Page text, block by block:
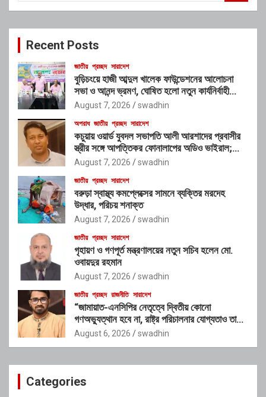
c
Recent Posts
জাতীয় প্রচ্ছদ সারাদেশ
বুড়িচংয়ে হাজী আব্দুল খালেক ফাউন্ডেশনের আলোচনা
সভা ও আনন্দ ভ্রমণ, ঘোষিত হলো নতুন কার্যনির্বাহী
কমিটি
August 7, 2026 swadhin
অপরাধ জাতীয় প্রচ্ছদ সারাদেশ
কচুয়ায় ওয়ার্ড যুবদল সভাপতি আলী আরশাদের প্রবাসীর
স্ত্রীর সঙ্গে আপত্তিকর ফোনালাপের অডিও ভাইরাল;
শাস্তির দাবি এলাকাবাসীর
August 7, 2026 swadhin
জাতীয় প্রচ্ছদ সারাদেশ
বরুড়া স্বাস্থ্য কমপ্লেক্সের সামনে ব্যক্তির মরদেহ
উদ্ধার, পরিচয় শনাক্ত
August 7, 2026 swadhin
জাতীয় প্রচ্ছদ সারাদেশ
গৃহায়ণ ও গণপূর্ত মন্ত্রণালয়ের নতুন সচিব হলেন মো.
ওবায়দুর রহমান
August 7, 2026 swadhin
জাতীয় প্রচ্ছদ রাজনীতি সারাদেশ
“জামায়াত-এনসিপির নেতৃত্বে দ্বিতীয় কোনো
গণঅভ্যুত্থান হবে না, রাষ্ট্র পরিচালনার যোগ্যতাও তাদের
নেই”: রাশেদ খাঁনের
August 6, 2026 swadhin
Categories